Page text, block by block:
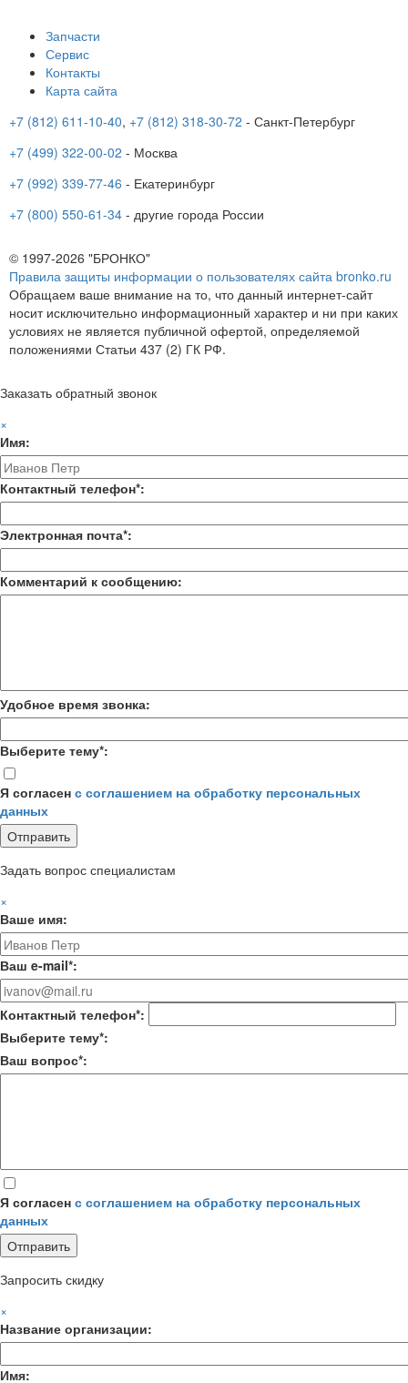
Запчасти
Сервис
Контакты
Карта сайта
+7 (812) 611-10-40, +7 (812) 318-30-72 - Санкт-Петербург
+7 (499) 322-00-02 - Москва
+7 (992) 339-77-46 - Екатеринбург
+7 (800) 550-61-34 - другие города России
© 1997-2026 "БРОНКО"
Правила защиты информации о пользователях сайта bronko.ru
Обращаем ваше внимание на то, что данный интернет-сайт
носит исключительно информационный характер и ни при каких
условиях не является публичной офертой, определяемой
положениями Статьи 437 (2) ГК РФ.
Заказать обратный звонок
×
Имя:
Контактный телефон*:
Электронная почта*:
Комментарий к сообщению:
Удобное время звонка:
Выберите тему*:
Я согласен с соглашением на обработку персональных
данных
Задать вопрос специалистам
×
Ваше имя:
Ваш e-mail*:
Контактный телефон*:
Выберите тему*:
Ваш вопрос*:
Я согласен с соглашением на обработку персональных
данных
Запросить скидку
×
Название организации:
Имя: